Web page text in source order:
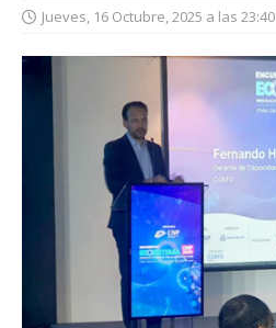
Jueves, 16 Octubre, 2025 a las 23:40